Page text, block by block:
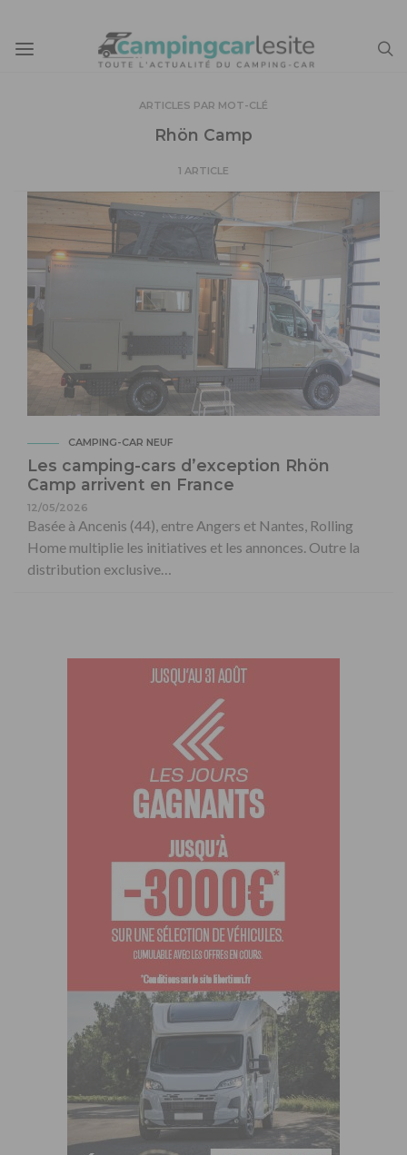
ARTICLES PAR MOT-CLÉ
Rhön Camp
1 ARTICLE
CAMPING-CAR NEUF
Les camping-cars d’exception Rhön
Camp arrivent en France
12/05/2026
Basée à Ancenis (44), entre Angers et Nantes, Rolling
Home multiplie les initiatives et les annonces. Outre la
distribution exclusive…